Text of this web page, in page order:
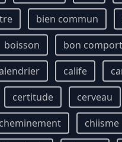
bien commun
boisson bon
calife
certitude cerveau
cheminement chiisme